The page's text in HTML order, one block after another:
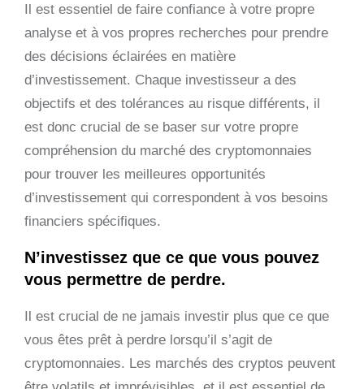
Il est essentiel de faire confiance à votre propre
analyse et à vos propres recherches pour prendre
des décisions éclairées en matière
d’investissement. Chaque investisseur a des
objectifs et des tolérances au risque différents, il
est donc crucial de se baser sur votre propre
compréhension du marché des cryptomonnaies
pour trouver les meilleures opportunités
d’investissement qui correspondent à vos besoins
financiers spécifiques.
N’investissez que ce que vous pouvez
vous permettre de perdre.
Il est crucial de ne jamais investir plus que ce que
vous êtes prêt à perdre lorsqu’il s’agit de
cryptomonnaies. Les marchés des cryptos peuvent